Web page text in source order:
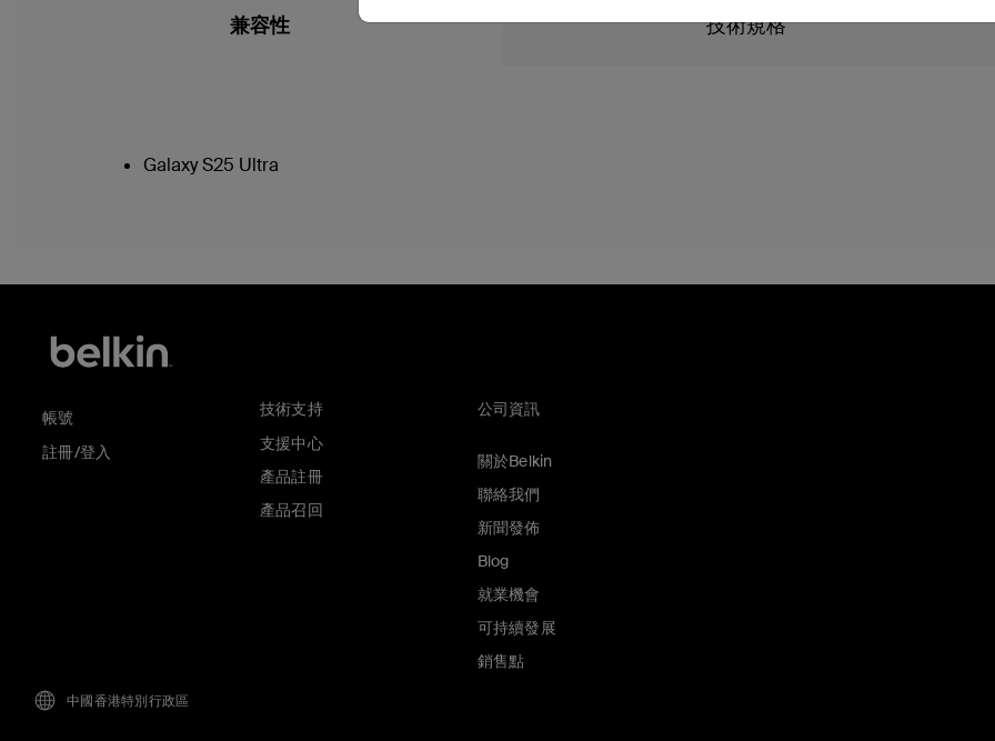
兼容性 技術規格
Galaxy S25 Ultra
帳號
註冊/登入
技術支持
支援中心
產品註冊
產品召回
公司資訊
關於Belkin
聯絡我們
新聞發佈
Blog
就業機會
可持續發展
銷售點
中國香港特別行政區